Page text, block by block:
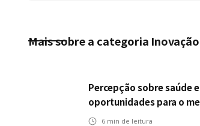
Mais sobre a categoria Inovação
Percepção sobre saúde
oportunidades para o
seguros ampliar
6 min de leitura